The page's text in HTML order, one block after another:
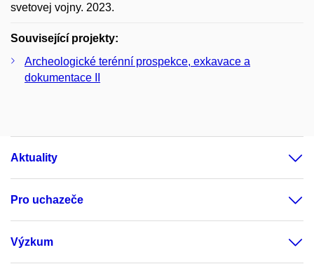
svetovej vojny. 2023.
Související projekty:
Archeologické terénní prospekce, exkavace a
dokumentace II
Aktuality
Pro uchazeče
Výzkum